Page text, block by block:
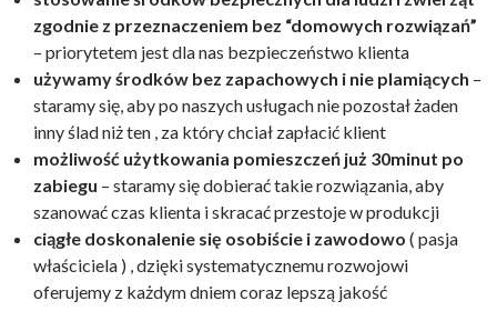
zgodnie z przeznaczeniem bez “domowych rozwiązań”
– priorytetem jest dla nas bezpieczeństwo klienta
używamy środków bez zapachowych i nie plamiących –
staramy się, aby po naszych usługach nie pozostał żaden
inny ślad niż ten , za który chciał zapłacić klient
możliwość użytkowania pomieszczeń już 30minut po
zabiegu – staramy się dobierać takie rozwiązania, aby
szanować czas klienta i skracać przestoje w produkcji
ciągłe doskonalenie się osobiście i zawodowo ( pasja
właściciela ) , dzięki systematycznemu rozwojowi
oferujemy z każdym dniem coraz lepszą jakość